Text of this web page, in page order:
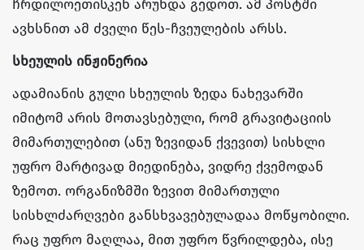
ჩრდილოეთისკენ არუნდა გედოთ. ამ პოსტში
ავხსნით ამ ძველი წეს-ჩვეულების არსს.
სხეულის ინჟინერია
ადამიანის გული სხეულის ზედა ნახევარში
იმიტომ არის მოთავსებული, რომ გრავიტაციის
მიმართულებით (ანუ ზევიდან ქვევით) სისხლი
უფრო მარტივად მიედინება, ვიდრე ქვემოდან
ზემოთ. ორგანიზმში ზევით მიმართული
სისხლძარღვები განსხვავებულადაა მოწყობილი.
რაც უფრო მაღლაა, მით უფრო წვრილდება, ისე